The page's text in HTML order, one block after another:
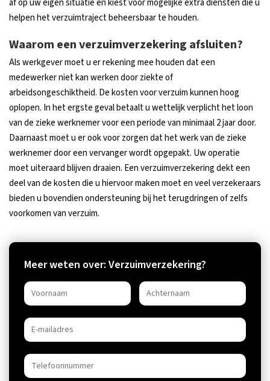
af op uw eigen situatie en kiest voor mogelijke extra diensten die u
helpen het verzuimtraject beheersbaar te houden.
Waarom een verzuimverzekering afsluiten?
Als werkgever moet u er rekening mee houden dat een
medewerker niet kan werken door ziekte of
arbeidsongeschiktheid. De kosten voor verzuim kunnen hoog
oplopen. In het ergste geval betaalt u wettelijk verplicht het loon
van de zieke werknemer voor een periode van minimaal 2 jaar door.
Daarnaast moet u er ook voor zorgen dat het werk van de zieke
werknemer door een vervanger wordt opgepakt. Uw operatie
moet uiteraard blijven draaien. Een verzuimverzekering dekt een
deel van de kosten die u hiervoor maken moet en veel verzekeraars
bieden u bovendien ondersteuning bij het terugdringen of zelfs
voorkomen van verzuim.
Meer weten over: Verzuimverzekering?